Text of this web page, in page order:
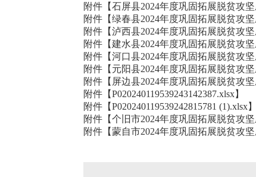
附件【石屏县2024年度巩固拓展脱贫攻
附件【绿春县2024年度巩固拓展脱贫攻
附件【泸西县2024年度巩固拓展脱贫攻
附件【建水县2024年度巩固拓展脱贫攻
附件【河口县2024年度巩固拓展脱贫攻
附件【 元阳县2024年度巩固拓展脱贫攻
附件【 屏边县2024年度巩固拓展脱贫攻
附件【P020240119539243142387.xlsx】
附件【P020240119539242815781 (1).xlsx】
附件【个旧市2024年度巩固拓展脱贫攻
附件【蒙自市2024年度巩固拓展脱贫攻